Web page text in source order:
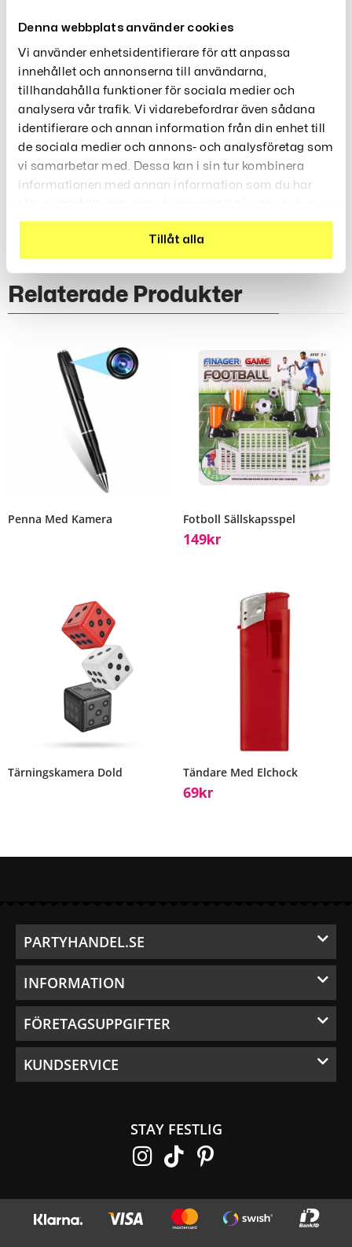
Denna webbplats använder cookies
Vi använder enhetsidentifierare för att anpassa
innehållet och annonserna till användarna,
tillhandahålla funktioner för sociala medier och
analysera vår trafik. Vi vidarebefordrar även sådana
identifierare och annan information från din enhet till
de sociala medier och annons- och analysföretag som
vi samarbetar med. Dessa kan i sin tur kombinera
informationen med annan information som du har
använt deras tjänster.
Tillåt alla
Höjd: 60 Cm
Färg: Som På Bild
Rekommenderad Ålder: Från 24 Månader
Förpackning: 1 St Slagleksak
Recensioner (0)
Relaterade Produkter
Penna Med Kamera Fotboll Sällskapsspel
149Kr
Tärningskamera Dold Tändare Med Elchock
69Kr
PARTYHANDEL.SE
INFORMATION
FÖRETAGSUPPGIFTER
KUNDSERVICE
STAY FESTLIG